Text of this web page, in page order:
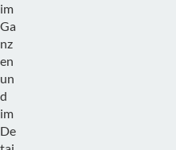
im
Ga
nz
en
un
d
im
De